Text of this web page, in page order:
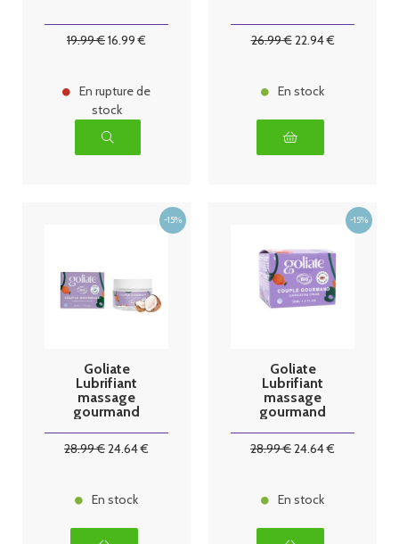
19.99€16.99 €
En rupture de
stock
26.99€22.94€
En stock
Goliate
Lubrifiant
massage
gourmand
28.99€24.64€
En stock
Goliate
Lubrifiant
massage
gourmand
28.99€24.64€
En stock